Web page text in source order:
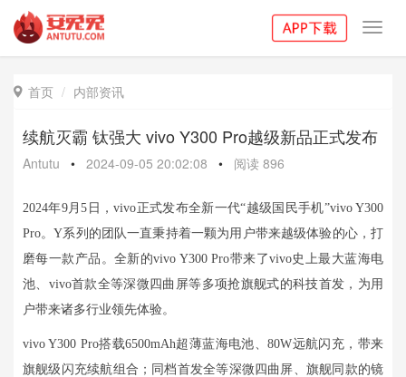
 首页 内部资讯
续航灭霸 钛强大 vivo Y300 Pro越级新品正式发布
Antutu • 2024-09-05 20:02:08 • 阅读 896
2024年9月5日，vivo正式发布全新一代“越级国民手机”vivo Y300
Pro。Y系列的团队一直秉持着一颗为用户带来越级体验的心，打
磨每一款产品。全新的vivo Y300 Pro带来了vivo史上最大蓝海电
池、vivo首款全等深微四曲屏等多项抢旗舰式的科技首发，为用
户带来诸多行业领先体验。
vivo Y300 Pro搭载6500mAh超薄蓝海电池、80W远航闪充，带来
旗舰级闪充续航组合；同档首发全等深微四曲屏、旗舰同款的镜